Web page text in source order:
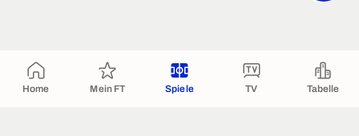
Home Mein FT Spiele TV Tabelle